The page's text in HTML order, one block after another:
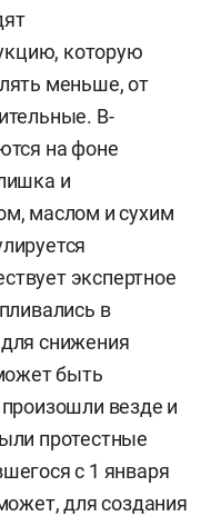
которую
меньше, от
В-
на фоне
и
маслом и сухим
экспертное
в
снижения
быть
везде и
протестные
с 1 января
для создания